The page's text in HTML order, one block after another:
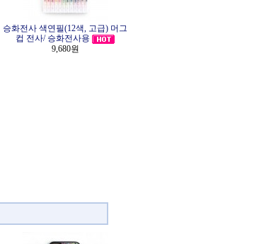
승화전사 색연필(12색, 고급) 머그
컵 전사/ 승화전사용
9,680원